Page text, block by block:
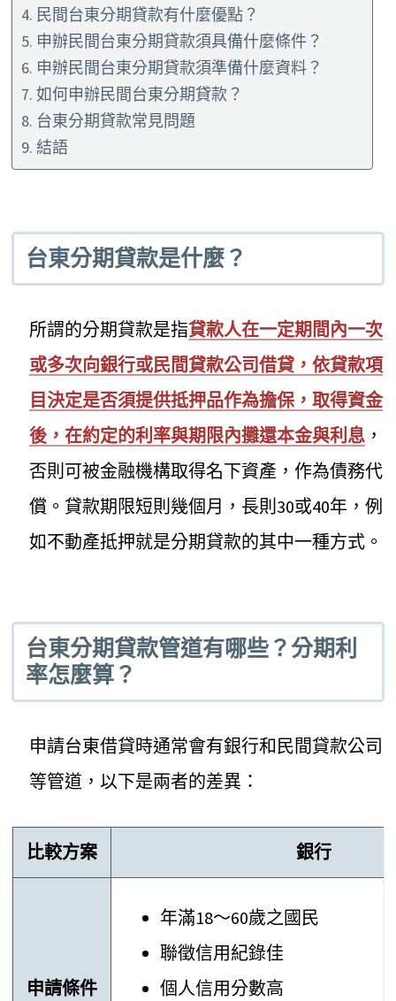
民間台東分期貸款有什麼優點？
申辦民間台東分期貸款須具備什麼條件？
申辦民間台東分期貸款須準備什麼資料？
如何申辦民間台東分期貸款？
台東分期貸款常見問題
結語
台東分期貸款是什麼？
所謂的分期貸款是指貸款人在一定期間內一次
或多次向銀行或民間貸款公司借貸，依貸款項
目決定是否須提供抵押品作為擔保，取得資金
後，在約定的利率與期限內攤還本金與利息 ，
否則可被金融機構取得名下資產，作為債務代
償。貸款期限短則幾個月，長則30或40年，例
如不動產抵押就是分期貸款的其中一種方式。
台東分期貸款管道有哪些？分期利
率怎麼算？
申請台東借貸時通常會有銀行和民間貸款公司
等管道，以下是兩者的差異：
比較方案 銀行
申請條件
年滿18～60歲之國民
聯徵信用紀錄佳
個人信用分數高